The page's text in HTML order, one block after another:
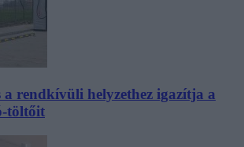
a rendkívüli helyzethez igazítja a
töltőit